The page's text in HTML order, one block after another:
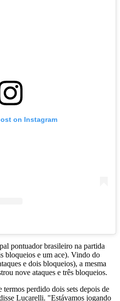
on Instagram
pontuador brasileiro na partida
bloqueios e um ace). Vindo do
e dois bloqueios), a mesma
nove ataques e três bloqueios.
perdido dois sets depois de
Lucarelli. "Estávamos jogando